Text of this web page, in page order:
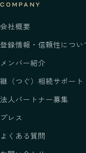
COMPANY
会社概要
登録情報・信頼性につい
メンバー紹介
継 （つぐ） 相続サポート
法人パートナー募集
プレス
よくある質問